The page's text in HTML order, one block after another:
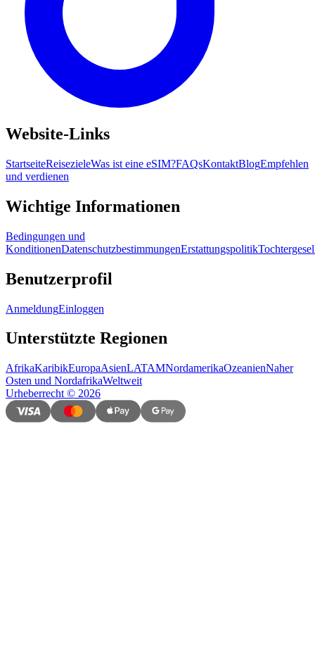
Website-Links
StartseiteReisezieleWas ist eine eSIM?FAQsKontaktBlogEmpfehlen
und verdienen
Wichtige Informationen
Bedingungen und
KonditionenDatenschutzbestimmungenErstattungspolitik
Benutzerprofil
AnmeldungEinloggen
Unterstützte Regionen
AfrikaKaribikEuropaAsienLATAMNordamerikaOzeanienNaher
Osten und NordafrikaWeltweit
Urheberrecht © 2026